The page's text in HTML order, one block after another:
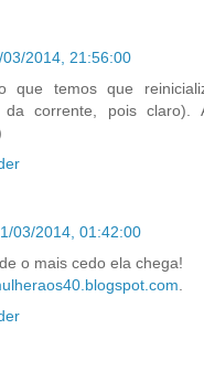
03/2014, 21:56:00
que temos que
da corrente, pois claro).
03/2014, 01:42:00
o mais cedo ela chega!
.